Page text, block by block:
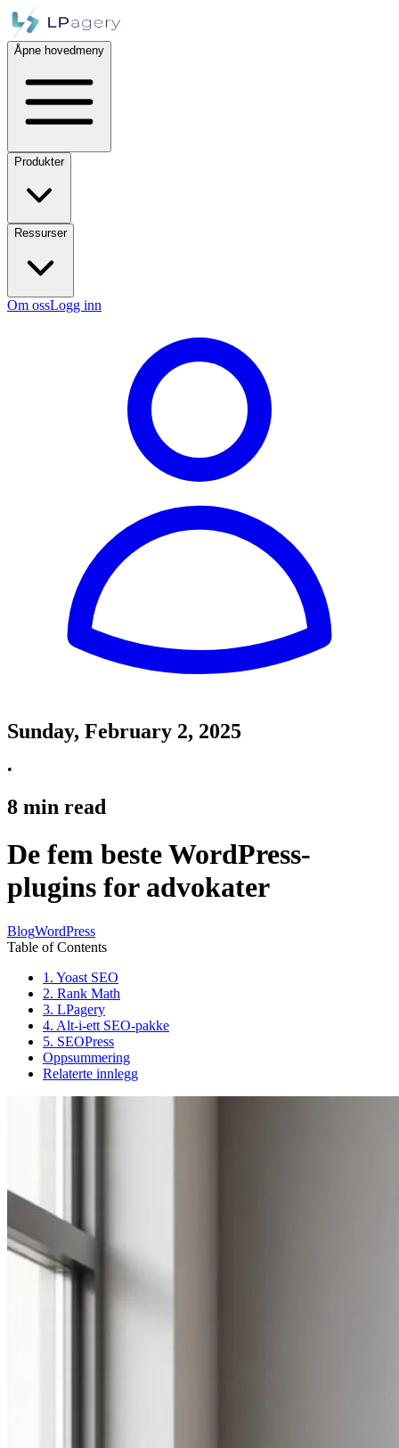
Åpne hovedmeny
Produkter
Ressurser
Om ossLogg inn
Sunday, February 2, 2025
•
8 min read
De fem beste WordPress-
plugins for advokater
BlogWordPress
Table of Contents
1. Yoast SEO
2. Rank Math
3. LPagery
4. Alt-i-ett SEO-pakke
5. SEOPress
Oppsummering
Relaterte innlegg